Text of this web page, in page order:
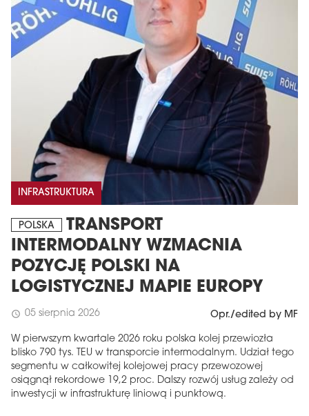
INFRASTRUKTURA
POLSKA
TRANSPORT
INTERMODALNY WZMACNIA
POZYCJĘ POLSKI NA
LOGISTYCZNEJ MAPIE EUROPY
schedule 05 sierpnia 2026 Opr./edited by MF
W pierwszym kwartale 2026 roku polska kolej przewiozła
blisko 790 tys. TEU w transporcie intermodalnym. Udział tego
segmentu w całkowitej kolejowej pracy przewozowej
osiągnął rekordowe 19,2 proc. Dalszy rozwój usług zależy od
inwestycji w infrastrukturę liniową i punktową.